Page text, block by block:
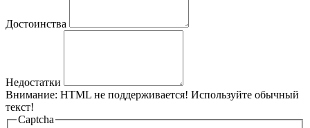
Достоинства
Недостатки
Внимание: HTML не поддерживается! Используйте обычный
текст!
Captcha